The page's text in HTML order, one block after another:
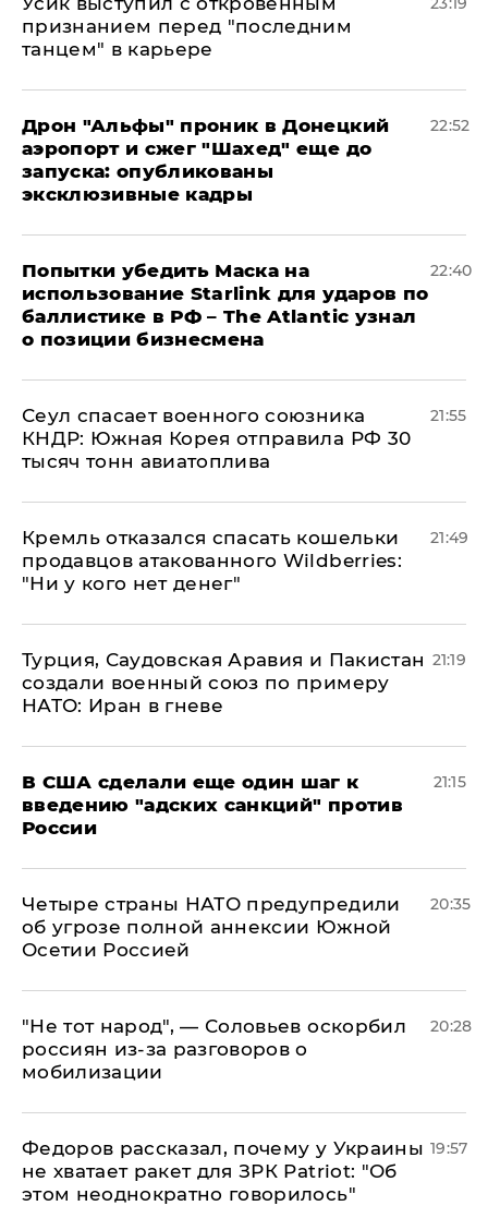
признанием перед "последним
танцем" в карьере
Дрон "Альфы" проник в Донецкий
аэропорт и сжег "Шахед" еще до
запуска: опубликованы
эксклюзивные кадры
22:52
Попытки убедить Маска на
использование Starlink для ударов по
баллистике в РФ – The Atlantic узнал
о позиции бизнесмена
22:40
​Сеул спасает военного союзника
КНДР: Южная Корея отправила РФ 30
тысяч тонн авиатоплива
21:55
Кремль отказался спасать кошельки
продавцов атакованного Wildberries:
"Ни у кого нет денег"
21:49
Турция, Саудовская Аравия и Пакистан
создали военный союз по примеру
НАТО: Иран в гневе
21:19
В США сделали еще один шаг к
введению "адских санкций" против
России
21:15
Четыре страны НАТО предупредили
об угрозе полной аннексии Южной
Осетии Россией
20:35
​"Не тот народ", — Соловьев оскорбил
россиян из-за разговоров о
мобилизации
20:28
Федоров рассказал, почему у Украины
не хватает ракет для ЗРК Patriot: "Об
этом неоднократно говорилось"
19:57